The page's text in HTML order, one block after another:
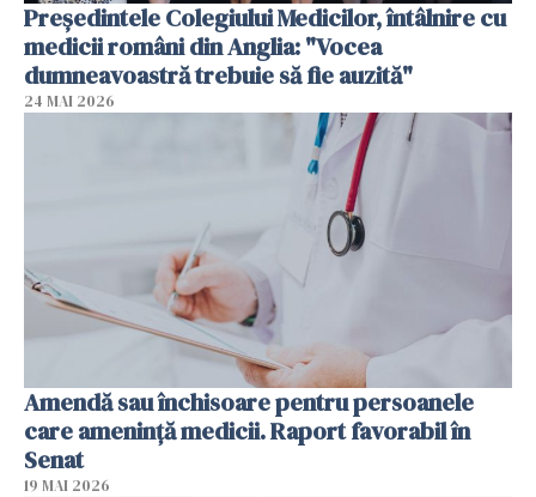
Președintele Colegiului Medicilor, întâlnire cu
medicii români din Anglia: "Vocea
dumneavoastră trebuie să fie auzită"
24 MAI 2026
Amendă sau închisoare pentru persoanele
care ameninţă medicii. Raport favorabil în
Senat
19 MAI 2026